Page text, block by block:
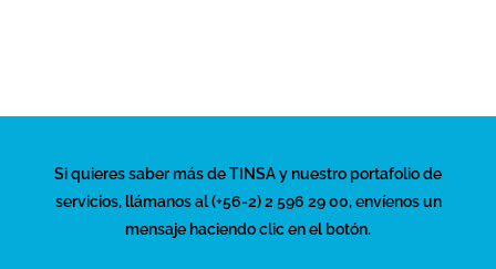
Si quieres saber más de TINSA y nuestro portafolio de
servicios, llámanos al (+56-2) 2 596 29 00, envíenos un
mensaje haciendo clic en el botón.